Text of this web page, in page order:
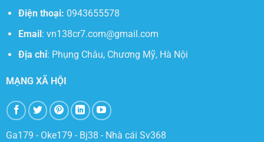
Điện thoại: 0943655578
Email: vn138cr7.com@gmail.com
Địa chỉ: Phụng Châu, Chương Mỹ, Hà Nội
MẠNG XÃ HỘI
Ga179 - Oke179 - Bj38 - Nhà cái Sv368